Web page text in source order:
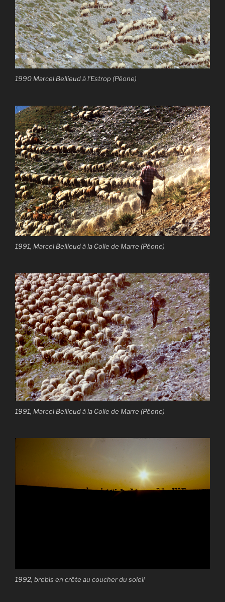
1990 Marcel Bellieud à l’Estrop (Péone)
1991, Marcel Bellieud à la Colle de Marre (Péone)
1991, Marcel Bellieud à la Colle de Marre (Péone)
1992, brebis en crête au coucher du soleil